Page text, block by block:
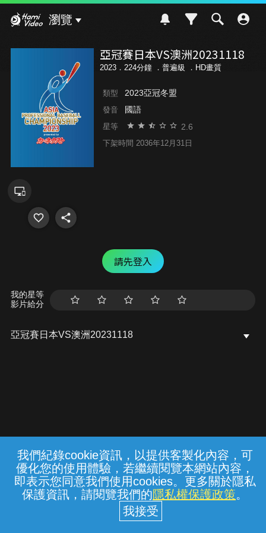
我們紀錄cookie資訊，以提供客製化內容，可
優化您的使用體驗，若繼續閱覽本網站內容，
即表示您同意我們使用cookies。更多關於隱私
保護資訊，請閱覽我們的隱私權保護政策。
瀏覽
亞冠賽日本VS澳洲20231118
2023．224分鐘 ． 普遍級 ．HD畫質
類型 2023亞冠冬盟
發音 國語
星等 2.6
下架時間 2036年12月31日
請先登入
我的星等
影片給分
亞冠賽日本VS澳洲20231118
常見問題 線上客服 服務條款 隱私權保護
中華電信股份有限公司個人家庭分公司
(統一編號：96979949) © 2026
{{notifyMsg}}